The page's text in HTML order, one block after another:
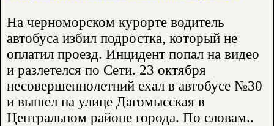
На черноморском курорте водитель
автобуса избил подростка, который не
оплатил проезд. Инцидент попал на видео
и разлетелся по Сети. 23 октября
несовершеннолетний ехал в автобусе №30
и вышел на улице Дагомысская в
Центральном районе города. По словам..